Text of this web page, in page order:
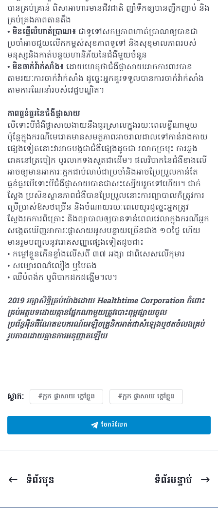
បានគ្រប់គ្រាន់ ពិសាអាហារមានជីវជាតិ ញ៉ាំទឹកឲ្យបានញឹកញាប់ និង
គ្រប់គ្រងភាពតានតឹង
• មិនធ្វើលំហាត់ប្រាណ៖ ជាទូទៅសកម្មភាពហាត់ប្រាណឲ្យបានជា
ប្រចាំអាចជួយលើកកម្ពស់សុខភាពទូទៅ និងសុខុមាលភាពរបស់
មនុស្សនិងកាត់បន្ថយហានិភ័យនៃជំងឺមួយចំនួន
• មិនចាក់វ៉ាក់សាំង៖ ដោយហេតុថាជំងឺផ្ដាសាយអាចការពារបាន
តាមរយៈការចាក់វ៉ាក់សាំង ដូច្នេះអ្នកគួរទទួលបានការចាក់វ៉ាក់សាំង
តាមការណែនាំរបស់វេជ្ជបណ្ឌិត។
ភាពធ្ងន់ធ្ងរនៃជំងឺផ្ដាសាយ
បើទោះបីជំងឺផ្ដាសាយងាយនឹងធូរស្រាលក្នុងរយៈពេលខ្លីណាមួយ
ប៉ុន្តែក្នុងករណីមេរោគមានសមត្ថភាពអាចរាលដាលទៅកាន់រាងកាយ
ផ្សេងទៀតនោះវាអាចបង្កជាជំងឺផ្សេងដូចជា រលាកច្រមុះ ការឆ្លង
រោគនៅត្រចៀក ឬរលាកទងសួតជាដើម។ ផលវិបាកនៃជំងឺខាងលើ
អាចឲ្យមានអាការៈក្អកជាប់លាប់ជាប្រចាំនិងអាចប្រែប្រួលកាន់តែ
ធ្ងន់ធ្ងរបើទោះបីជំងឺផ្ដាសាយបានជាសះស្បើយរួចទៅហើយ។ ជាក់
ស្ដែង ប្រសិនស្ថានភាពជំងឺបានប្រែប្រួលនោះការព្យាបាលក៏ត្រូវការ
ប្រើប្រាស់ឱសថច្រើន និងចំណាយរយៈពេលយូរដូច្នេះអ្នកត្រូវ
ស្វែងរកការពិគ្រោះ និងព្យាបាលឲ្យបានទាន់ពេលវេលាក្នុងករណីអ្នក
សង្កេតឃើញអាការៈផ្ដាសាយអូសបន្លាយច្រើនជាង ១០ថ្ងៃ ហើយ
មានរួមបញ្ចូលនូវរោគសញ្ញាផ្សេងទៀតដូចជា៖
• កម្ដៅខ្លួនកើនខ្លាំងលើសពី ៣៧ អង្សា ជាពិសេសលើកុមារ
• សម្បោរពណ៌លឿង ឬបៃតង
• ឈឺបំពង់ក ឬពិបាកដកដង្ហើម។ល។
2019 រក្សាសិទ្ធិគ្រប់យ៉ាង​ដោយ Healthtime Corporation ចំពោះ
គ្រប់អត្ថបទដោយគ្មានផ្នែកណាមួយត្រូវបោះពុម្ពផ្សាយចូល
ប្រព័ន្ធអុីនធឺណែតឧបករណ៍អេឡិចត្រូនិកអាត់ជាសំឡេងឬថតចំលងគ្រប់
រូបភាពដោយគ្មានការអនុញ្ញាតឡើយ
ស្លាក: #ក្អក ផ្តាសាយ ក្តៅខ្លួន #ក្អក ផ្តាសាយ ក្តៅខ្លួន
ចែករំលែក
ទំព័រ​មុន ទំព័រ​បន្ទាប់